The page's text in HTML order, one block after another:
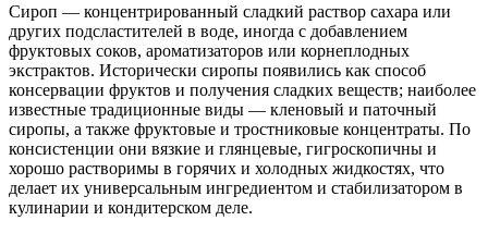
Сироп — концентрированный сладкий раствор сахара или
других подсластителей в воде, иногда с добавлением
фруктовых соков, ароматизаторов или корнеплодных
экстрактов. Исторически сиропы появились как способ
консервации фруктов и получения сладких веществ; наиболее
известные традиционные виды — кленовый и паточный
сиропы, а также фруктовые и тростниковые концентраты. По
консистенции они вязкие и глянцевые, гигроскопичны и
хорошо растворимы в горячих и холодных жидкостях, что
делает их универсальным ингредиентом и стабилизатором в
кулинарии и кондитерском деле.